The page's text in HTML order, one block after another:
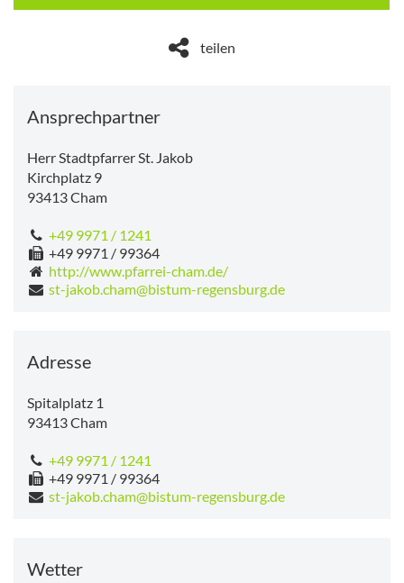
teilen
Ansprechpartner
Herr Stadtpfarrer St. Jakob
Kirchplatz 9
93413Cham
+49 9971 / 1241
+49 9971 / 99364
http://www.pfarrei-cham.de/
st-jakob.cham@bistum-regensburg.de
Adresse
Spitalplatz 1
93413Cham
+49 9971 / 1241
+49 9971 / 99364
st-jakob.cham@bistum-regensburg.de
Wetter